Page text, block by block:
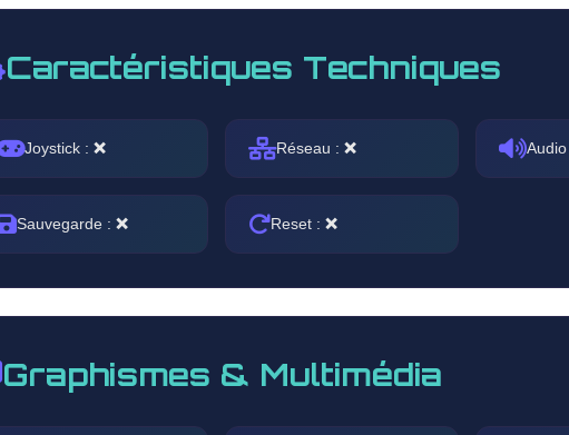
Caractéristiques Techniques
Joystick : ❌ Réseau : ❌
Sauvegarde : ❌ Reset : ❌
Graphismes & Multimédia